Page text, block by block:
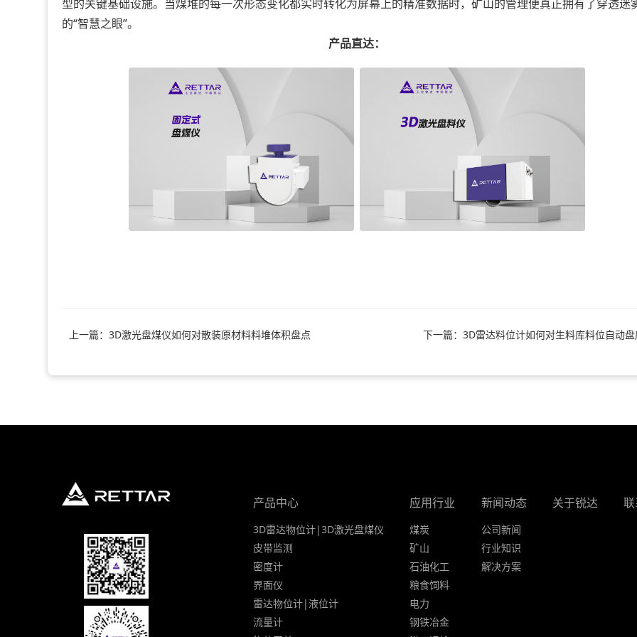
型的关键基础设施。当煤堆的每一次形态变化都实时转化为屏幕上的精准数据时，矿山的管理便真正拥有了穿透迷
的“智慧之眼”。
产品直达：
上一篇：3D激光盘煤仪如何对散装原材料料堆体积盘点 下一篇：3D雷达料位计如何对生料库料位自动盘
产品中心
3D雷达物位计|3D激光盘煤仪
皮带监测
密度计
界面仪
雷达物位计|液位计
流量计
应用行业
煤炭
矿山
石油化工
粮食饲料
电力
钢铁冶金
新闻动态
公司新闻
行业知识
解决方案
关于锐达